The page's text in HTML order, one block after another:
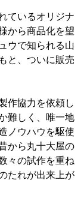
ているオリジナ
から商品化を望
ウで知られる山
と、ついに販売
作協力を依頼し
難しく、唯一地
ノウハウを駆使
から丸十大屋の
々の試作を重ね
たれが出来上が